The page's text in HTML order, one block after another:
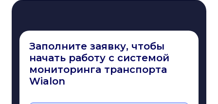
Заполните заявку, чтобы
начать работу с системой
мониторинга транспорта
Wialon